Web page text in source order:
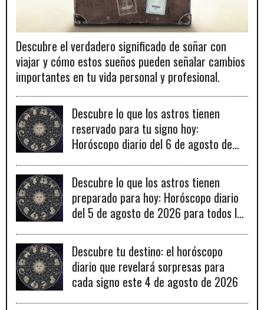
Descubre el verdadero significado de soñar con
viajar y cómo estos sueños pueden señalar cambios
importantes en tu vida personal y profesional.
Descubre lo que los astros tienen
reservado para tu signo hoy:
Horóscopo diario del 6 de agosto de
Descubre lo que los astros tienen
preparado para hoy: Horóscopo diario
del 5 de agosto de 2026 para todos los
Descubre tu destino: el horóscopo
diario que revelará sorpresas para
cada signo este 4 de agosto de 2026